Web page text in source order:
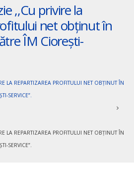
,,Cu privire la
net obţinut în
ÎM Cioreşti-
LA REPARTIZAREA PROFITULUI NET OBŢINUT ÎN
SERVICE”.
LA REPARTIZAREA PROFITULUI NET OBŢINUT ÎN
SERVICE”.